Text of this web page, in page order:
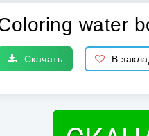
water
Скачать В